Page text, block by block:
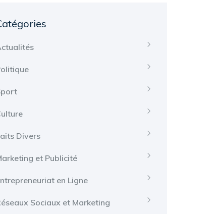
Divers
et Publicité
en Ligne
Sociaux et Marketing